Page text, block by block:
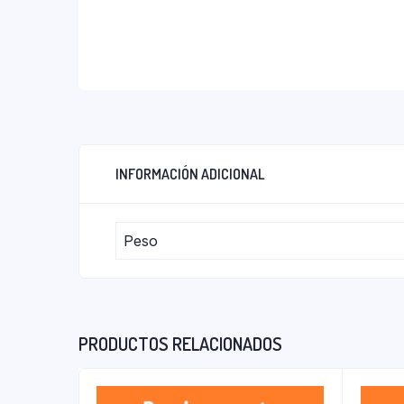
INFORMACIÓN ADICIONAL
Peso
PRODUCTOS RELACIONADOS